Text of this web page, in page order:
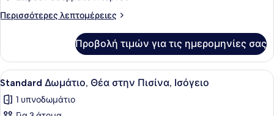
Θάλασσα
Περισσότερες λεπτομέρειες
Περισσότερες
Δωμάτιο,
Θέα
στη
Προβολή τιμών για τις ημερομηνίες σας
Προβολή
όλων
των
Ένα δωμάτιο ξενοδοχείου με ένα
4
Standard Δωμάτιο, Θέα στην Πισίνα, Ισόγειο
1 υπνοδωμάτιο